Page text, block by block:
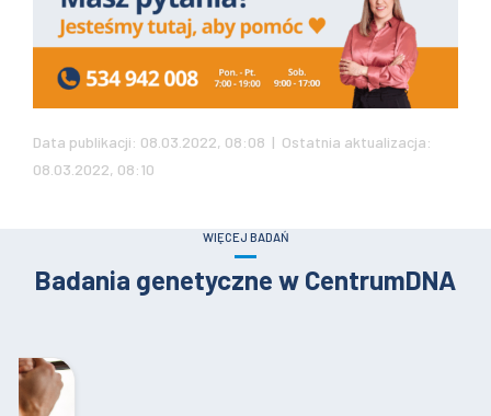
Data publikacji: 08.03.2022, 08:08 | Ostatnia aktualizacja:
08.03.2022, 08:10
WIĘCEJ BADAŃ
Badania genetyczne w CentrumDNA